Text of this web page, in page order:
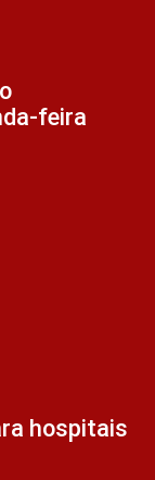
feira
hospitais